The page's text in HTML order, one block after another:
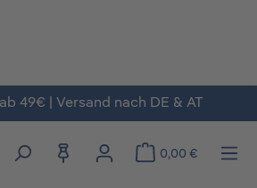
49€ | Versand nach DE & AT
0,00 €